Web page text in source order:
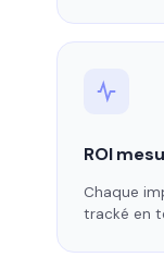
ROI
Chaque
tracké en